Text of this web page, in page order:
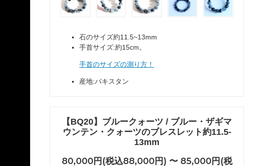
石のサイズ約11.5~13mm
手首サイズ:約15cm。
手首のサイズの測り方！
産地:パキスタン
【BQ20】ブルークォーツ / ブルー・ザギマ
ウンテン・クォーツのブレスレット約11.5-
13mm
80,000円(税込88,000円) 〜 85,000円(税